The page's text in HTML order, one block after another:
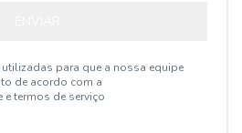
para que a nossa equipe
de acordo com a
termos de serviço